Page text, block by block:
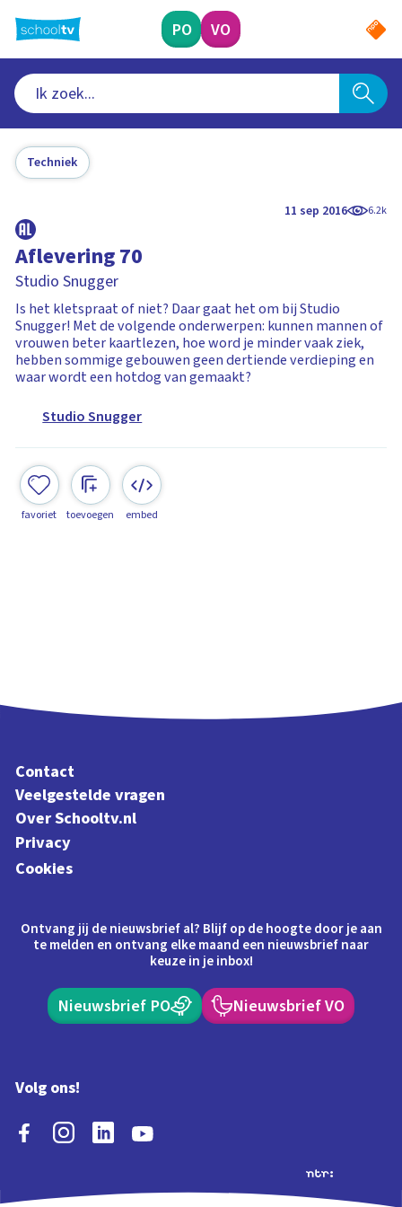
naar
hoofdinhoud
PO VO
Techniek
11 sep 2016 6.2k
Aflevering 70
Studio Snugger
Is het kletspraat of niet? Daar gaat het om bij Studio
Snugger! Met de volgende onderwerpen: kunnen mannen of
vrouwen beter kaartlezen, hoe word je minder vaak ziek,
hebben sommige gebouwen geen dertiende verdieping en
waar wordt een hotdog van gemaakt?
Studio Snugger
favoriet toevoegen embed
Contact
Veelgestelde vragen
Over Schooltv.nl
Privacy
Cookies
Ontvang jij de nieuwsbrief al? Blijf op de hoogte door je aan
te melden en ontvang elke maand een nieuwsbrief naar
keuze in je inbox!
Nieuwsbrief PO Nieuwsbrief VO
Volg ons!